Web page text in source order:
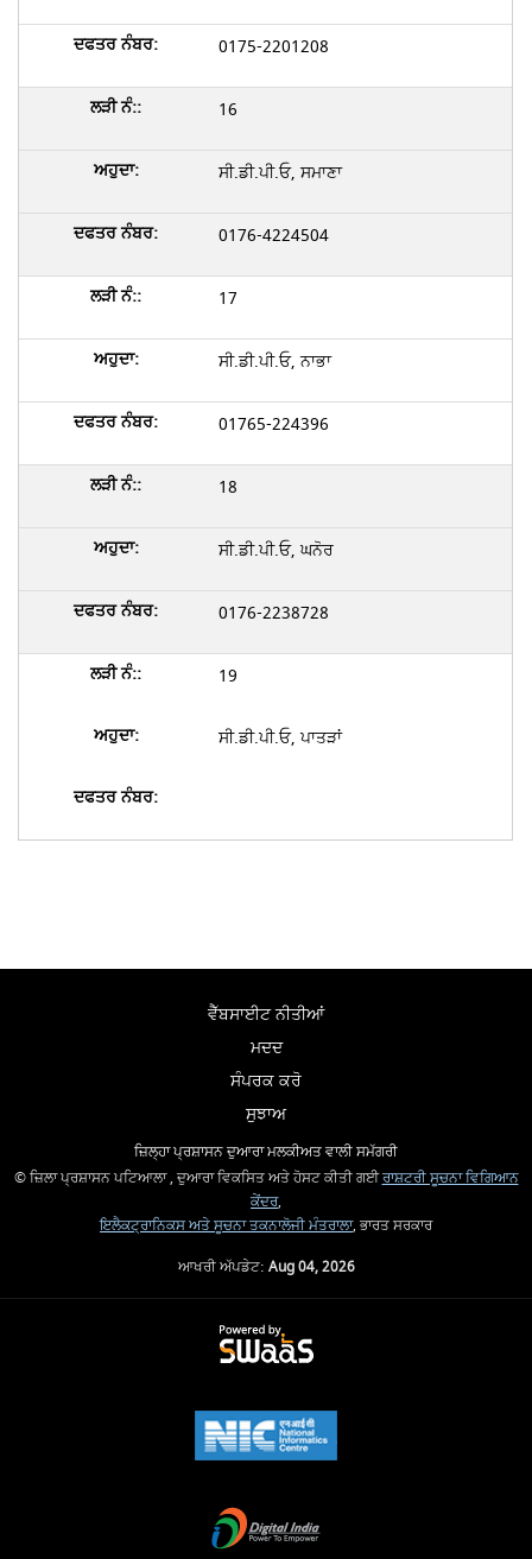
0175-2201208
16
ਸੀ.ਡੀ.ਪੀ.ਓ, ਸਮਾਣਾ
0176-4224504
17
ਸੀ.ਡੀ.ਪੀ.ਓ, ਨਾਭਾ
01765-224396
18
ਸੀ.ਡੀ.ਪੀ.ਓ, ਘਨੋਰ
0176-2238728
19
ਸੀ.ਡੀ.ਪੀ.ਓ, ਪਾਤੜਾਂ
ਵੈੱਬਸਾਈਟ ਨੀਤੀਆਂ
ਮਦਦ
ਸੰਪਰਕ ਕਰੋ
ਸੁਝਾਅ
ਜ਼ਿਲ੍ਹਾ ਪ੍ਰਸ਼ਾਸਨ ਦੁਆਰਾ ਮਲਕੀਅਤ ਵਾਲੀ ਸਮੱਗਰੀ
© ਜ਼ਿਲਾ ਪ੍ਰਸ਼ਾਸਨ ਪਟਿਆਲਾ , ਦੁਆਰਾ ਵਿਕਸਿਤ ਅਤੇ ਹੋਸਟ ਕੀਤੀ ਗਈਰਾਸ਼ਟਰੀ ਸੂਚਨਾ ਵਿਗਿਆਨ
ਕੇਂਦਰ,
ਇਲੈਕਟ੍ਰਾਨਿਕਸ ਅਤੇ ਸੂਚਨਾ ਤਕਨਾਲੋਜੀ ਮੰਤਰਾਲਾ, ਭਾਰਤ ਸਰਕਾਰ
ਆਖਰੀ ਅੱਪਡੇਟ: Aug 04, 2026